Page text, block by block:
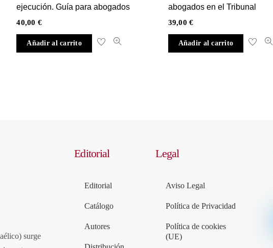
ejecución. Guía para abogados
40,00€
Añadir al carrito
abogados en el Tribunal
39,00€
Añadir al carrito
surge
Editorial
Editorial
Catálogo
Autores
Legal
Aviso Legal
Política de Privacidad
Política de cookies
(UE)